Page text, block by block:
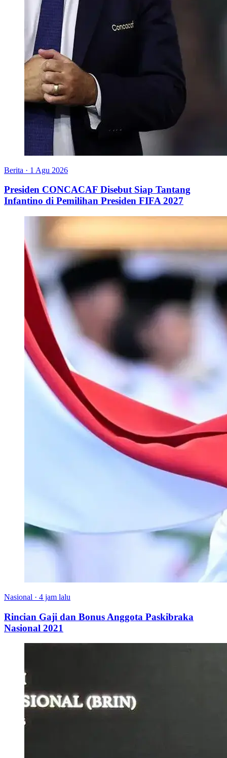
Berita · 1 Agu 2026
Presiden CONCACAF Disebut Siap Tantang
Infantino di Pemilihan Presiden FIFA 2027
Nasional · 4 jam lalu
Rincian Gaji dan Bonus Anggota Paskibraka
Nasional 2021